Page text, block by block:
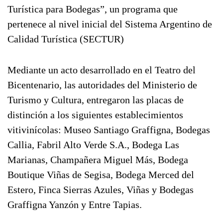
Turística para Bodegas”, un programa que
pertenece al nivel inicial del Sistema Argentino de
Calidad Turística (SECTUR)
Mediante un acto desarrollado en el Teatro del
Bicentenario, las autoridades del Ministerio de
Turismo y Cultura, entregaron las placas de
distinción a los siguientes establecimientos
vitivinícolas: Museo Santiago Graffigna, Bodegas
Callia, Fabril Alto Verde S.A., Bodega Las
Marianas, Champañera Miguel Más, Bodega
Boutique Viñas de Segisa, Bodega Merced del
Estero, Finca Sierras Azules, Viñas y Bodegas
Graffigna Yanzón y Entre Tapias.